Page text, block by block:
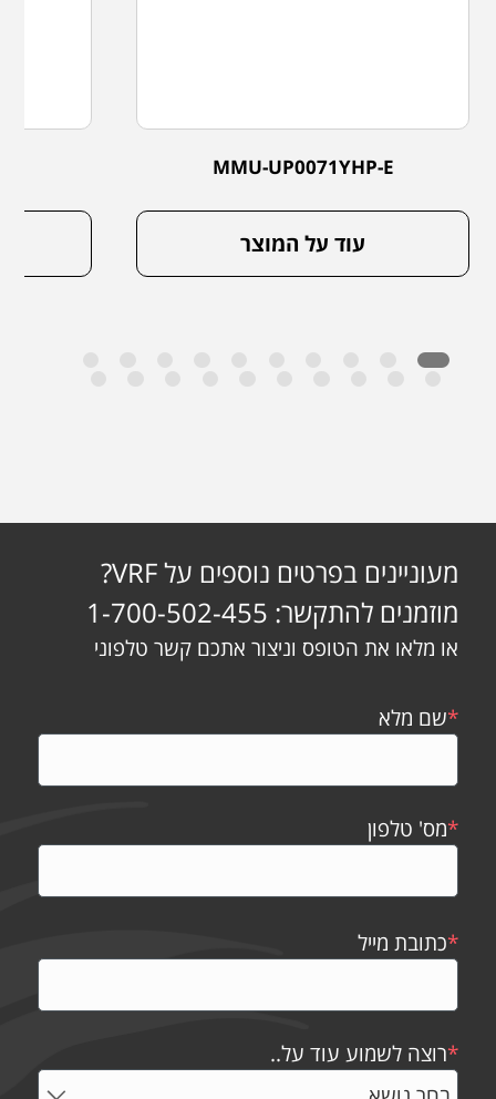
MMU-UP0071YHP-E
עוד על המוצר
מעוניינים בפרטים נוספים על VRF?
מוזמנים להתקשר: 1-700-502-455
או מלאו את הטופס וניצור אתכם קשר טלפוני
*שם מלא
*מס' טלפון
*כתובת מייל
*רוצה לשמוע עוד על..